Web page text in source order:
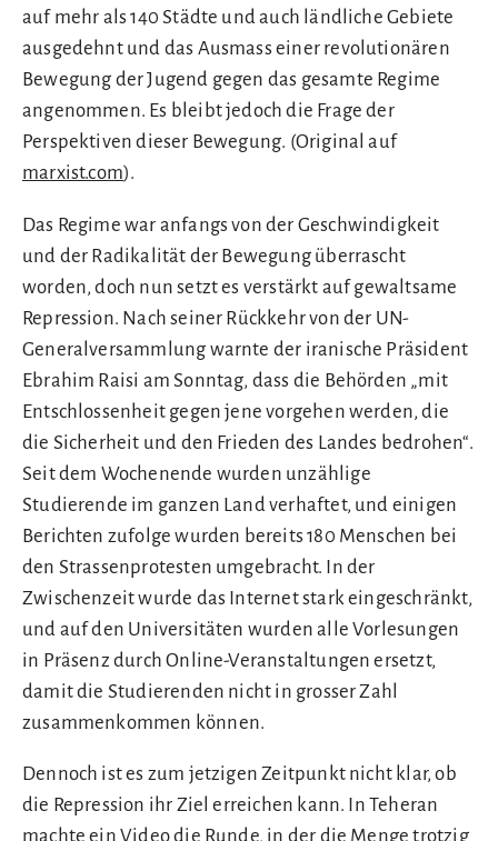
auf mehr als 140 Städte und auch ländliche Gebiete
ausgedehnt und das Ausmass einer revolutionären
Bewegung der Jugend gegen das gesamte Regime
angenommen. Es bleibt jedoch die Frage der
Perspektiven dieser Bewegung. (Original auf
marxist.com).
Das Regime war anfangs von der Geschwindigkeit
und der Radikalität der Bewegung überrascht
worden, doch nun setzt es verstärkt auf gewaltsame
Repression. Nach seiner Rückkehr von der UN-
Generalversammlung warnte der iranische Präsident
Ebrahim Raisi am Sonntag, dass die Behörden „mit
Entschlossenheit gegen jene vorgehen werden, die
die Sicherheit und den Frieden des Landes bedrohen“.
Seit dem Wochenende wurden unzählige
Studierende im ganzen Land verhaftet, und einigen
Berichten zufolge wurden bereits 180 Menschen bei
den Strassenprotesten umgebracht. In der
Zwischenzeit wurde das Internet stark eingeschränkt,
und auf den Universitäten wurden alle Vorlesungen
in Präsenz durch Online-Veranstaltungen ersetzt,
damit die Studierenden nicht in grosser Zahl
zusammenkommen können.
Dennoch ist es zum jetzigen Zeitpunkt nicht klar, ob
die Repression ihr Ziel erreichen kann. In Teheran
machte ein Video die Runde, in der die Menge trotzig